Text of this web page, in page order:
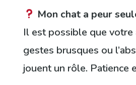
Mon chat a peur
Il est possible que
gestes brusques ou
jouent un rôle. Patience